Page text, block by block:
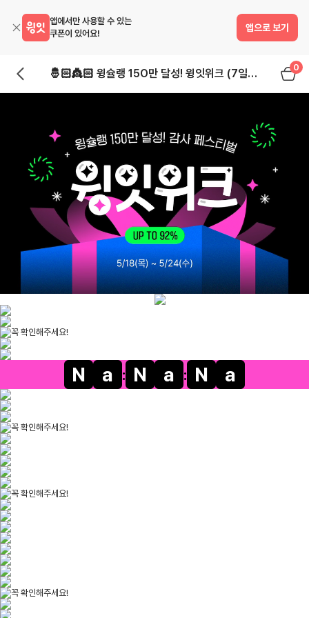
앱에서만 사용할 수 있는
쿠폰이 있어요!
앱으로 보기
🤴🏻👸🏻 윙슐랭 15O만 달성! 윙잇위크 (7일차) 0
N a : N a : N a